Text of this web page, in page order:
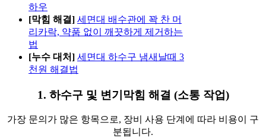
하우
[막힘 해결] 세면대 배수관에 꽉 찬 머
리카락, 약품 없이 깨끗하게 제거하는
법
[누수 대처] 세면대 하수구 냄새날때 3
천원 해결법
1. 하수구 및 변기막힘 해결 (소통 작업)
가장 문의가 많은 항목으로, 장비 사용 단계에 따라 비용이 구
분됩니다.